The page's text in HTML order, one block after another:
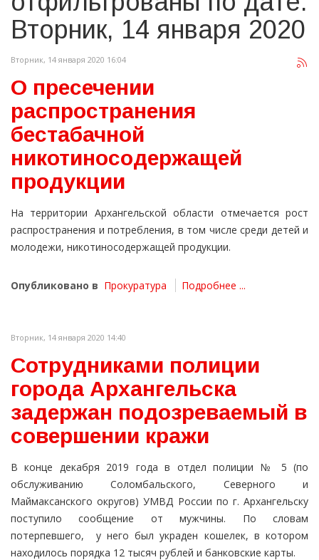
Вторник, 14 января 2020
Вторник, 14 января 2020 16:04
О пресечении
распространения
бестабачной
никотиносодержащей
продукции
На территории Архангельской области отмечается рост
распространения и потребления, в том числе среди детей и
молодежи, никотиносодержащей продукции.
Опубликовано в Прокуратура Подробнее ...
Вторник, 14 января 2020 14:40
Сотрудниками полиции
города Архангельска
задержан подозреваемый в
совершении кражи
В конце декабря 2019 года в отдел полиции № 5 (по
обслуживанию Соломбальского, Северного и
Маймаксанского округов) УМВД России по г. Архангельску
поступило сообщение от мужчины. По словам
потерпевшего, у него был украден кошелек, в котором
находилось порядка 12 тысяч рублей и банковские карты.